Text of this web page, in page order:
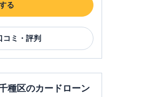
る
コミ・評判
種区のカードローン